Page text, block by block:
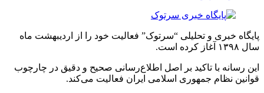
پایگاه خبری و تحلیلی “سرتوک” فعالیت خود را از اردیبهشت ماه
سال ۱۳۹۸ آغاز کرده است.
این رسانه با تاکید بر اصل اطلاع‌رسانی صحیح و دقیق در چارچوب
قوانین نظام جمهوری اسلامی ایران فعالیت می‌کند.